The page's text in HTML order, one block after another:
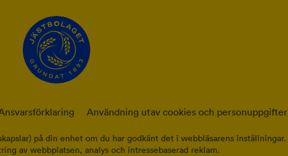
Användning utav cookies och personuppgifter
på din enhet om du har godkänt det i webbläsarens inställningar.
av webbplatsen, analys och intressebaserad reklam.